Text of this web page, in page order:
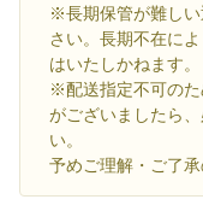
※長期保管が難し
さい。長期不在に
はいたしかねます。
※配送指定不可のた
がございましたら
い。
予めご理解・ご了承